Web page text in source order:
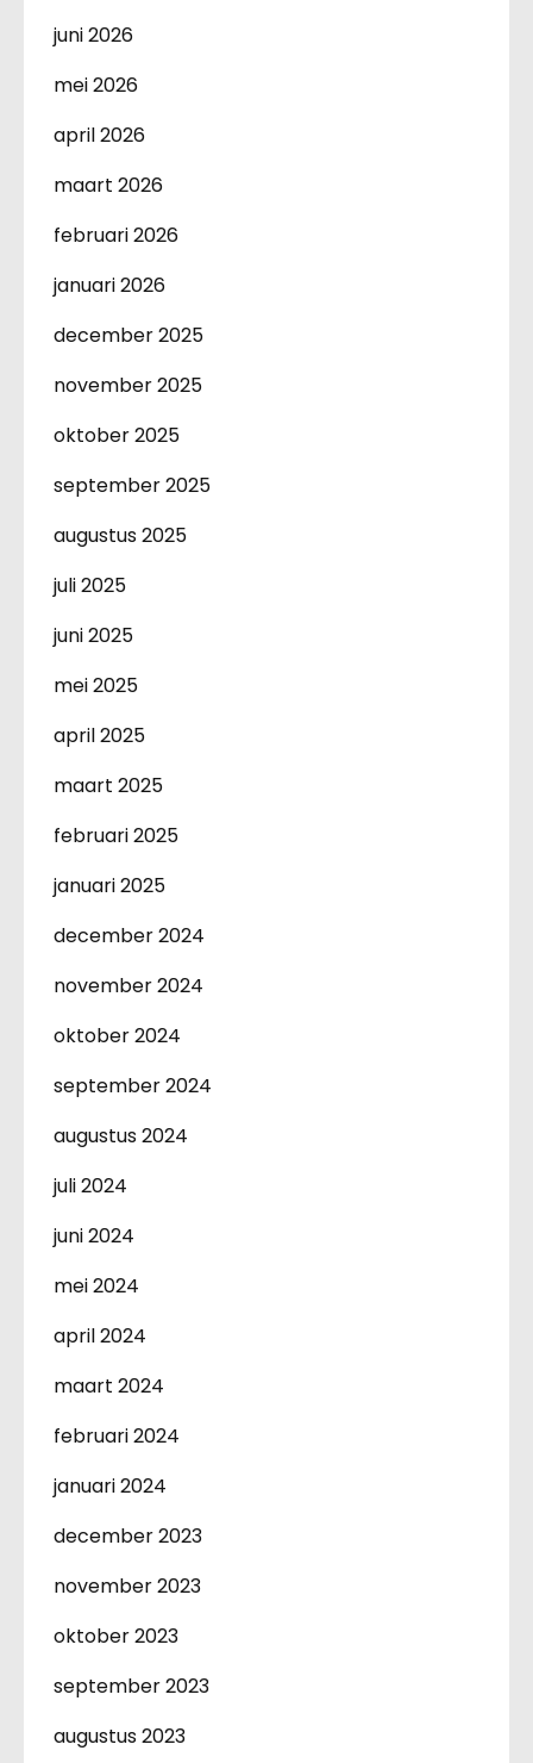
juni 2026
mei 2026
april 2026
maart 2026
februari 2026
januari 2026
december 2025
november 2025
oktober 2025
september 2025
augustus 2025
juli 2025
juni 2025
mei 2025
april 2025
maart 2025
februari 2025
januari 2025
december 2024
november 2024
oktober 2024
september 2024
augustus 2024
juli 2024
juni 2024
mei 2024
april 2024
maart 2024
februari 2024
januari 2024
december 2023
november 2023
oktober 2023
september 2023
augustus 2023